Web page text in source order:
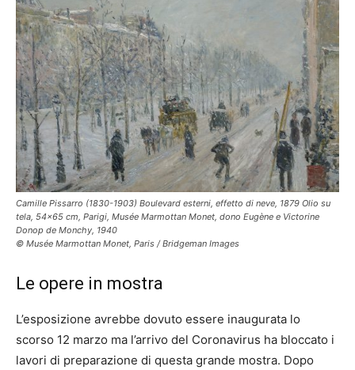
Camille Pissarro (1830-1903) Boulevard esterni, effetto di neve, 1879 Olio su
tela, 54×65 cm, Parigi, Musée Marmottan Monet, dono Eugène e Victorine
Donop de Monchy, 1940
© Musée Marmottan Monet, Paris / Bridgeman Images
Le opere in mostra
L’esposizione avrebbe dovuto essere inaugurata lo
scorso 12 marzo ma l’arrivo del Coronavirus ha bloccato i
lavori di preparazione di questa grande mostra. Dopo